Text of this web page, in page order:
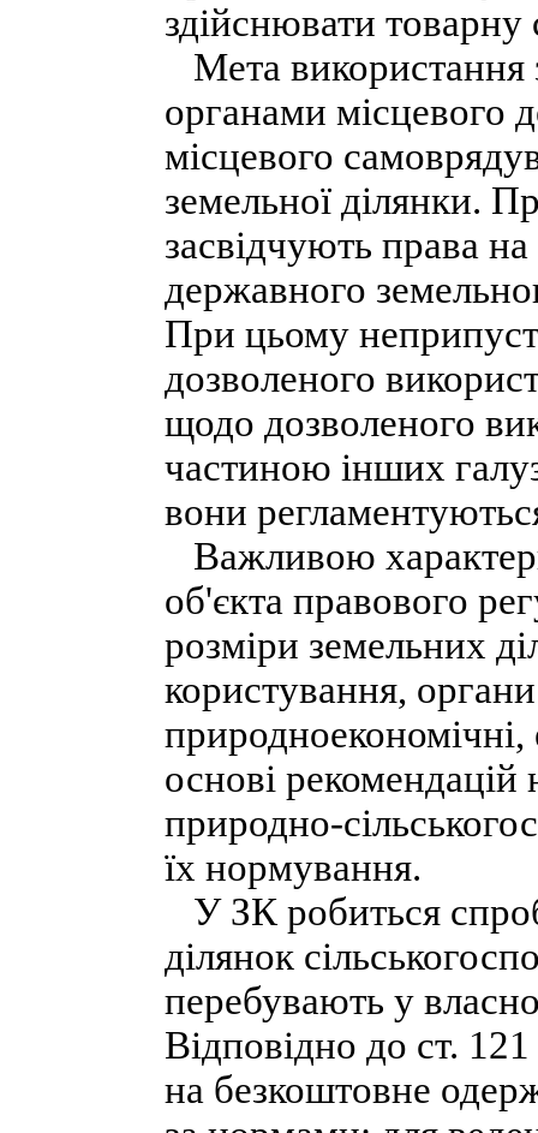
здійснювати товарну
Мета використання
органами місцевого
місцевого
земельної ділянки.
засвідчують права
державного
При цьому
дозволеного
щодо дозволеного
частиною інших
вони
Важливою
об'єкта правового
розміри земельних
користування,
природноекономічні,
основі
природно-
їх нормування.
У ЗК робиться
ділянок
перебувають у
Відповідно до ст.
на безкоштовне